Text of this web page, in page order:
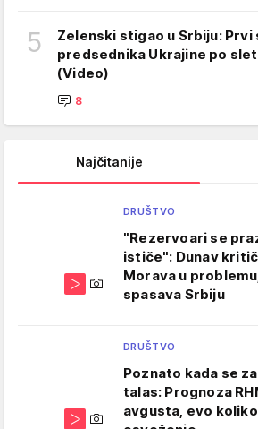
5
Zelenski stigao u Srbiju: Prvi
predsednika Ukrajine po
(Video)
8
Najčitanije
DRUŠTVO
"Rezervoari se
ističe": Dunav
Morava u
spasava Srbiju
DRUŠTVO
Poznato kada se
talas: Prognoza
avgusta, evo